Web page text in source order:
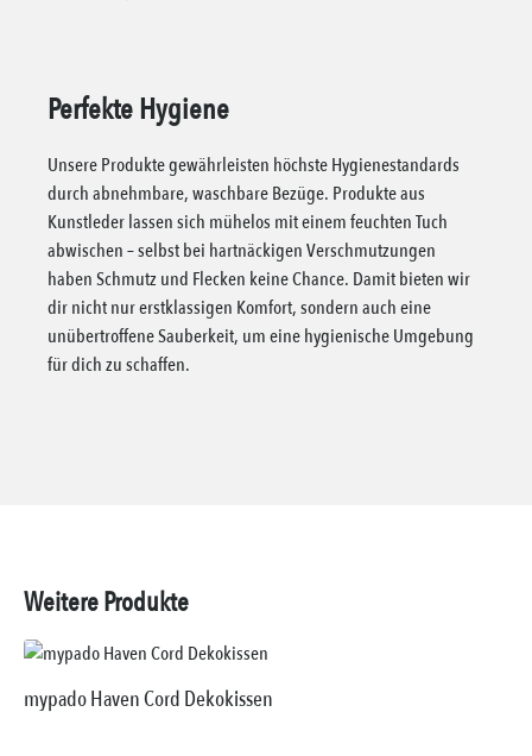
Perfekte Hygiene
Unsere Produkte gewährleisten höchste Hygienestandards
durch abnehmbare, waschbare Bezüge. Produkte aus
Kunstleder lassen sich mühelos mit einem feuchten Tuch
abwischen – selbst bei hartnäckigen Verschmutzungen
haben Schmutz und Flecken keine Chance. Damit bieten wir
dir nicht nur erstklassigen Komfort, sondern auch eine
unübertroffene Sauberkeit, um eine hygienische Umgebung
für dich zu schaffen.
Weitere Produkte
mypado Haven Cord Dekokissen